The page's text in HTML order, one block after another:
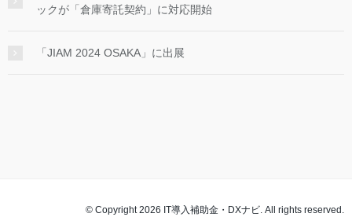
ックが「倉庫寄託契約」に対応開始
「JIAM 2024 OSAKA」に出展
© Copyright 2026 IT導入補助金・DXナビ. All rights reserved.